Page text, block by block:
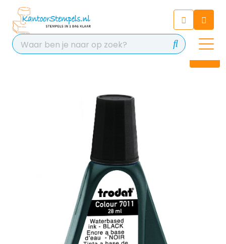
Chat 24/7 met onze chatbot
voor hulp
Contact